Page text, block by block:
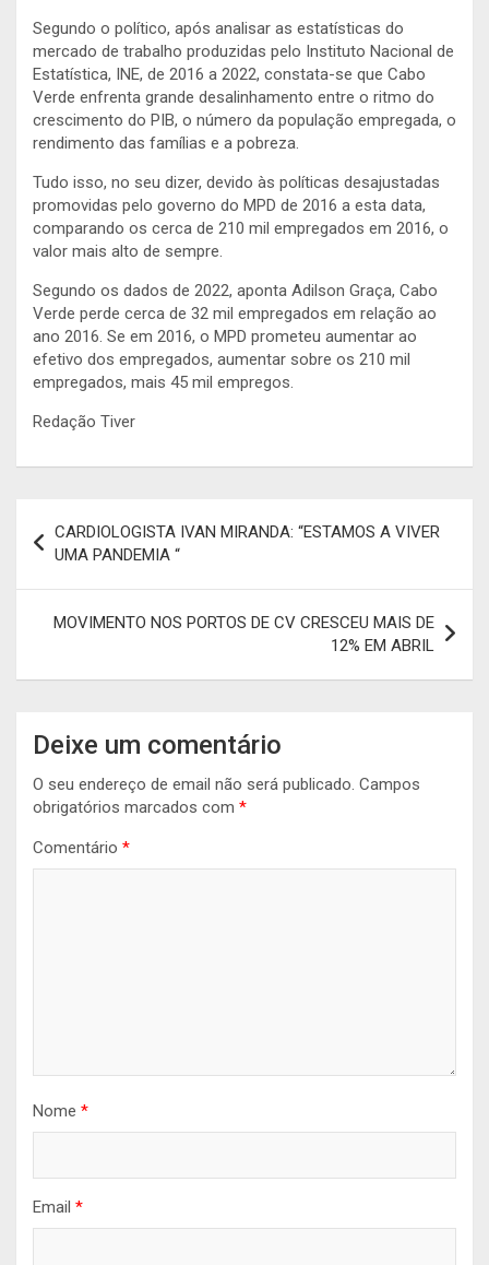
Segundo o político, após analisar as estatísticas do
mercado de trabalho produzidas pelo Instituto Nacional de
Estatística, INE, de 2016 a 2022, constata-se que Cabo
Verde enfrenta grande desalinhamento entre o ritmo do
crescimento do PIB, o número da população empregada, o
rendimento das famílias e a pobreza.
Tudo isso, no seu dizer, devido às políticas desajustadas
promovidas pelo governo do MPD de 2016 a esta data,
comparando os cerca de 210 mil empregados em 2016, o
valor mais alto de sempre.
Segundo os dados de 2022, aponta Adilson Graça, Cabo
Verde perde cerca de 32 mil empregados em relação ao
ano 2016. Se em 2016, o MPD prometeu aumentar ao
efetivo dos empregados, aumentar sobre os 210 mil
empregados, mais 45 mil empregos.
Redação Tiver
de
artigos
CARDIOLOGISTA IVAN MIRANDA: “ESTAMOS A VIVER
UMA PANDEMIA “
MOVIMENTO NOS PORTOS DE CV CRESCEU MAIS DE
12% EM ABRIL
Deixe um comentário
O seu endereço de email não será publicado. Campos
obrigatórios marcados com *
Comentário *
Nome *
Email *